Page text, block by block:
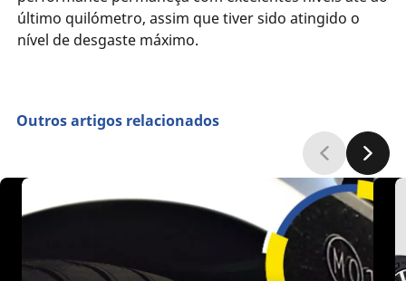
último quilómetro, assim que tiver sido atingido o
nível de desgaste máximo.
Outros artigos relacionados